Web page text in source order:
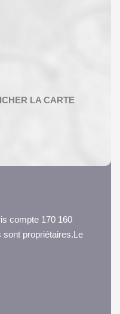
compte 170 160
sont propriétaires.Le